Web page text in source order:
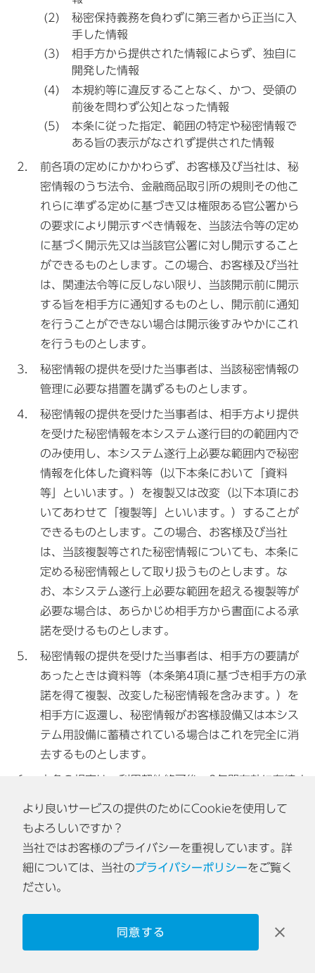
秘密保持義務を負わずに第三者から正当に入
手した情報
相手方から提供された情報によらず、独自に
開発した情報
本規約等に違反することなく、かつ、受領の
前後を問わず公知となった情報
本条に従った指定、範囲の特定や秘密情報で
ある旨の表示がなされず提供された情報
前各項の定めにかかわらず、お客様及び当社は、秘
密情報のうち法令、金融商品取引所の規則その他こ
れらに準ずる定めに基づき又は権限ある官公署から
の要求により開示すべき情報を、当該法令等の定め
に基づく開示先又は当該官公署に対し開示すること
ができるものとします。この場合、お客様及び当社
は、関連法令等に反しない限り、当該開示前に開示
する旨を相手方に通知するものとし、開示前に通知
を行うことができない場合は開示後すみやかにこれ
を行うものとします。
秘密情報の提供を受けた当事者は、当該秘密情報の
管理に必要な措置を講ずるものとします。
秘密情報の提供を受けた当事者は、相手方より提供
を受けた秘密情報を本システム遂行目的の範囲内で
のみ使用し、本システム遂行上必要な範囲内で秘密
情報を化体した資料等（以下本条において「資料
等」といいます。）を複製又は改変（以下本項にお
いてあわせて「複製等」といいます。）することが
できるものとします。この場合、お客様及び当社
は、当該複製等された秘密情報についても、本条に
定める秘密情報として取り扱うものとします。な
お、本システム遂行上必要な範囲を超える複製等が
必要な場合は、あらかじめ相手方から書面による承
諾を受けるものとします。
秘密情報の提供を受けた当事者は、相手方の要請が
あったときは資料等（本条第4項に基づき相手方の承
諾を得て複製、改変した秘密情報を含みます。）を
相手方に返還し、秘密情報がお客様設備又は本シス
テム用設備に蓄積されている場合はこれを完全に消
去するものとします。
本条の規定は、利用契約終了後、2年間有効に存続す
第22条（個人情報の取り扱い）
お客様及び当社は、本システム遂行のため相手方よ
り提供を受けた営業上その他業務上の情報に含まれ
る個人情報（個人情報の保護に関する法律に定める
「個人情報」をいいます。以下同じとします。）を
本システム遂行目的の範囲内でのみ使用し、第三者
に開示又は漏洩しないものとするとともに、個人情
より良いサービスの提供のためにCookieを使用して
もよろしいですか？
当社ではお客様のプライバシーを重視しています。詳
細については、当社のプライバシーポリシーをご覧く
ださい。
同意する